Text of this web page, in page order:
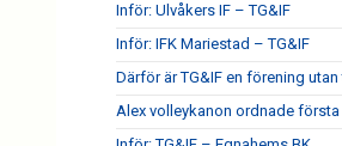
Inför: Ulvåkers IF – TG&IF
Inför: IFK Mariestad – TG&IF
Därför är TG&IF en förening
Alex volleykanon ordnade